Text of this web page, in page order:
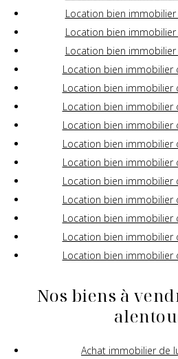
Location bien immobilier
Location bien immobilier
Location bien immobilier
Location bien immobilier
Location bien immobilier
Location bien immobilier
Location bien immobilier
Location bien immobilier
Location bien immobilier
Location bien immobilier
Location bien immobilier
Location bien immobilier
Location bien immobilier
Location bien immobilier
Nos biens à
Achat immobilier de